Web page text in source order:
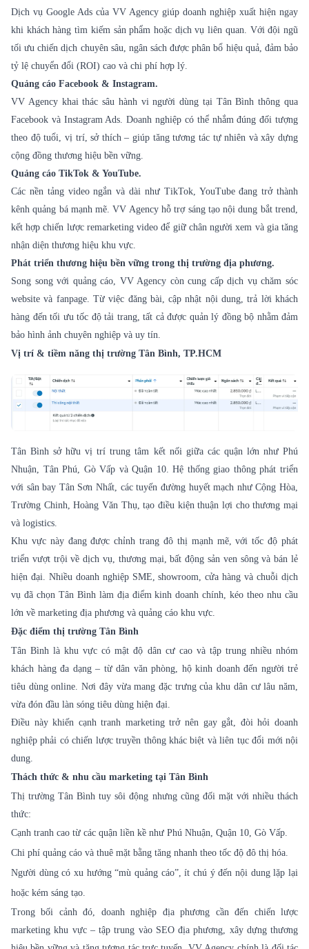
Dịch vụ Google Ads của VV Agency giúp doanh nghiệp xuất hiện ngay
khi khách hàng tìm kiếm sản phẩm hoặc dịch vụ liên quan. Với đội ngũ
tối ưu chiến dịch chuyên sâu, ngân sách được phân bổ hiệu quả, đảm bảo
tỷ lệ chuyển đổi (ROI) cao và chi phí hợp lý.
Quảng cáo Facebook & Instagram.
VV Agency khai thác sâu hành vi người dùng tại Tân Bình thông qua
Facebook và Instagram Ads. Doanh nghiệp có thể nhắm đúng đối tượng
theo độ tuổi, vị trí, sở thích – giúp tăng tương tác tự nhiên và xây dựng
cộng đồng thương hiệu bền vững.
Quảng cáo TikTok & YouTube.
Các nền tảng video ngắn và dài như TikTok, YouTube đang trở thành
kênh quảng bá mạnh mẽ. VV Agency hỗ trợ sáng tạo nội dung bắt trend,
kết hợp chiến lược remarketing video để giữ chân người xem và gia tăng
nhận diện thương hiệu khu vực.
Phát triển thương hiệu bền vững trong thị trường địa phương.
Song song với quảng cáo, VV Agency còn cung cấp dịch vụ chăm sóc
website và fanpage. Từ việc đăng bài, cập nhật nội dung, trả lời khách
hàng đến tối ưu tốc độ tải trang, tất cả được quản lý đồng bộ nhằm đảm
bảo hình ảnh chuyên nghiệp và uy tín.
Vị trí & tiềm năng thị trường Tân Bình, TP.HCM
Tân Bình sở hữu vị trí trung tâm kết nối giữa các quận lớn như Phú
Nhuận, Tân Phú, Gò Vấp và Quận 10. Hệ thống giao thông phát triển
với sân bay Tân Sơn Nhất, các tuyến đường huyết mạch như Cộng Hòa,
Trường Chinh, Hoàng Văn Thụ, tạo điều kiện thuận lợi cho thương mại
và logistics.
Khu vực này đang được chỉnh trang đô thị mạnh mẽ, với tốc độ phát
triển vượt trội về dịch vụ, thương mại, bất động sản ven sông và bán lẻ
hiện đại. Nhiều doanh nghiệp SME, showroom, cửa hàng và chuỗi dịch
vụ đã chọn Tân Bình làm địa điểm kinh doanh chính, kéo theo nhu cầu
lớn về marketing địa phương và quảng cáo khu vực.
Đặc điểm thị trường Tân Bình
Tân Bình là khu vực có mật độ dân cư cao và tập trung nhiều nhóm
khách hàng đa dạng – từ dân văn phòng, hộ kinh doanh đến người trẻ
tiêu dùng online. Nơi đây vừa mang đặc trưng của khu dân cư lâu năm,
vừa đón đầu làn sóng tiêu dùng hiện đại.
Điều này khiến cạnh tranh marketing trở nên gay gắt, đòi hỏi doanh
nghiệp phải có chiến lược truyền thông khác biệt và liên tục đổi mới nội
dung.
Thách thức & nhu cầu marketing tại Tân Bình
Thị trường Tân Bình tuy sôi động nhưng cũng đối mặt với nhiều thách
thức:
Cạnh tranh cao từ các quận liền kề như Phú Nhuận, Quận 10, Gò Vấp.
Chi phí quảng cáo và thuê mặt bằng tăng nhanh theo tốc độ đô thị hóa.
Người dùng có xu hướng “mù quảng cáo”, ít chú ý đến nội dung lặp lại
hoặc kém sáng tạo.
Trong bối cảnh đó, doanh nghiệp địa phương cần đến chiến lược
marketing khu vực – tập trung vào SEO địa phương, xây dựng thương